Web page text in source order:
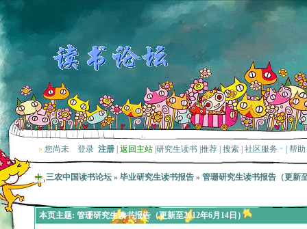
» 您尚未 登录 注册 返回主站 研究生读书 推荐 搜索 社区服务 帮助
三农中国读书论坛 » 毕业研究生读书报告 » 管珊研究生读书报告（更新
本页主题: 管珊研究生读书报告（更新至2012年6月14日）